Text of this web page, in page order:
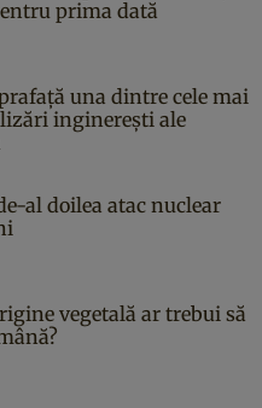
prima dată
una dintre cele mai
inginerești ale
al doilea atac nuclear
vegetală ar trebui să